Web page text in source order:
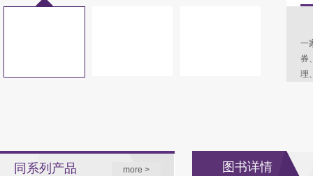
一
券
理
同系列产品 more > 图书详情